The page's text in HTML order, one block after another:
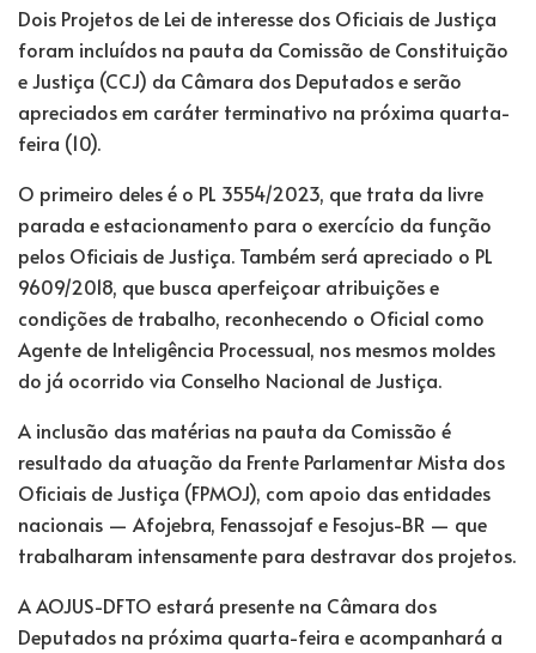
Dois Projetos de Lei de interesse dos Oficiais de Justiça
foram incluídos na pauta da Comissão de Constituição
e Justiça (CCJ) da Câmara dos Deputados e serão
apreciados em caráter terminativo na próxima quarta-
feira (10).
O primeiro deles é o PL 3554/2023, que trata da livre
parada e estacionamento para o exercício da função
pelos Oficiais de Justiça. Também será apreciado o PL
9609/2018, que busca aperfeiçoar atribuições e
condições de trabalho, reconhecendo o Oficial como
Agente de Inteligência Processual, nos mesmos moldes
do já ocorrido via Conselho Nacional de Justiça.
A inclusão das matérias na pauta da Comissão é
resultado da atuação da Frente Parlamentar Mista dos
Oficiais de Justiça (FPMOJ), com apoio das entidades
nacionais — Afojebra, Fenassojaf e Fesojus-BR — que
trabalharam intensamente para destravar dos projetos.
A AOJUS-DFTO estará presente na Câmara dos
Deputados na próxima quarta-feira e acompanhará a